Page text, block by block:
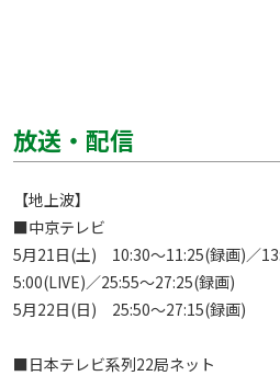
放送・配信
【地上波】
■中京テレビ
5月21日(土)　10:30～11:25(録画)／
5:00(LIVE)／25:55～27:25(録画)
5月22日(日)　25:50～27:15(録画)
■日本テレビ系列22局ネット